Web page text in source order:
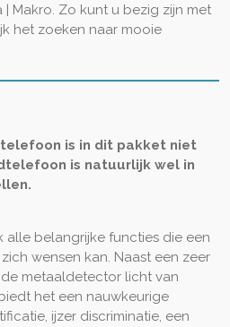
Makro. Zo kunt u bezig zijn met
het zoeken naar mooie
is in dit pakket niet
is natuurlijk wel in
alle belangrijke functies die een
wensen kan. Naast een zeer
metaaldetector licht van
het een nauwkeurige
ijzer discriminatie, een